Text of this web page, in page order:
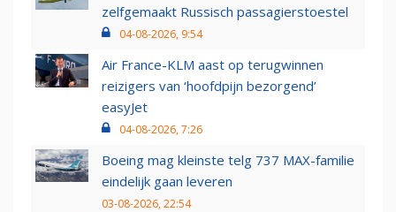
zelfgemaakt Russisch passagierstoestel
04-08-2026, 9:54
Air France-KLM aast op terugwinnen
reizigers van ‘hoofdpijn bezorgend’
easyJet
04-08-2026, 7:26
Boeing mag kleinste telg 737 MAX-familie
eindelijk gaan leveren
03-08-2026, 22:54